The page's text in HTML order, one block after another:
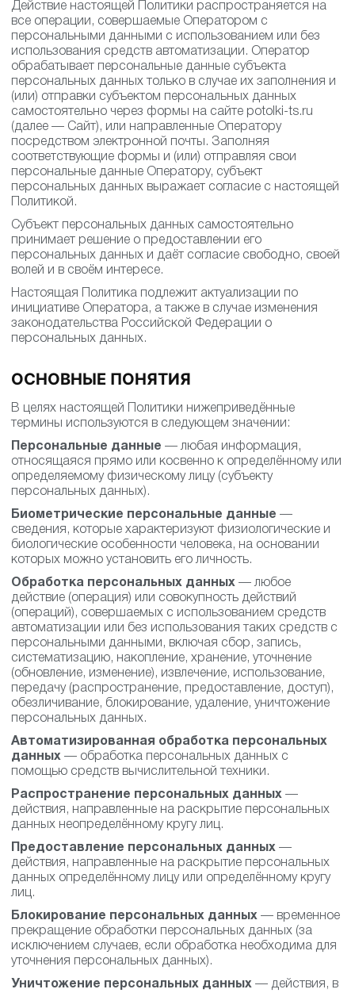
Действие настоящей Политики распространяется на
все операции, совершаемые Оператором с
персональными данными с использованием или без
использования средств автоматизации. Оператор
обрабатывает персональные данные субъекта
персональных данных только в случае их заполнения и
(или) отправки субъектом персональных данных
самостоятельно через формы на сайте potolki-ts.ru
(далее — Сайт), или направленные Оператору
посредством электронной почты. Заполняя
соответствующие формы и (или) отправляя свои
персональные данные Оператору, субъект
персональных данных выражает согласие с настоящей
Политикой.
Субъект персональных данных самостоятельно
принимает решение о предоставлении его
персональных данных и даёт согласие свободно, своей
волей и в своём интересе.
Настоящая Политика подлежит актуализации по
инициативе Оператора, а также в случае изменения
законодательства Российской Федерации о
персональных данных.
ОСНОВНЫЕ ПОНЯТИЯ
В целях настоящей Политики нижеприведённые
термины используются в следующем значении:
Персональные данные — любая информация,
относящаяся прямо или косвенно к определённому или
определяемому физическому лицу (субъекту
персональных данных).
Биометрические персональные данные —
сведения, которые характеризуют физиологические и
биологические особенности человека, на основании
которых можно установить его личность.
Обработка персональных данных — любое
действие (операция) или совокупность действий
(операций), совершаемых с использованием средств
автоматизации или без использования таких средств с
персональными данными, включая сбор, запись,
систематизацию, накопление, хранение, уточнение
(обновление, изменение), извлечение, использование,
передачу (распространение, предоставление, доступ),
обезличивание, блокирование, удаление, уничтожение
персональных данных.
Автоматизированная обработка персональных
данных — обработка персональных данных с
помощью средств вычислительной техники.
Распространение персональных данных —
действия, направленные на раскрытие персональных
данных неопределённому кругу лиц.
Предоставление персональных данных —
действия, направленные на раскрытие персональных
данных определённому лицу или определённому кругу
лиц.
Блокирование персональных данных — временное
прекращение обработки персональных данных (за
исключением случаев, если обработка необходима для
уточнения персональных данных).
Уничтожение персональных данных — действия, в